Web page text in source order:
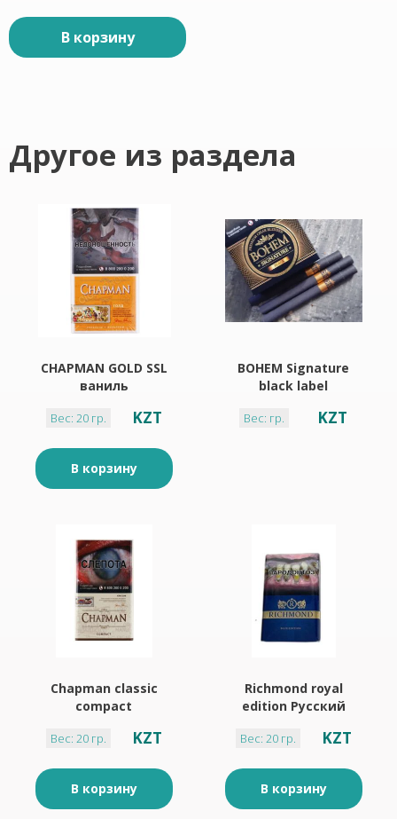
В корзину
Другое из раздела
CHAPMAN GOLD SSL
ваниль
Вес: 20 гр. KZT
В корзину
BOHEM Signature
black label
Вес: гр. KZT
Chapman classic
compact
Вес: 20 гр. KZT
В корзину
Richmond royal
edition Русский
Вес: 20 гр. KZT
В корзину